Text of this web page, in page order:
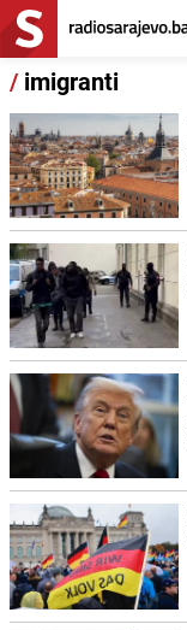
/ imigranti